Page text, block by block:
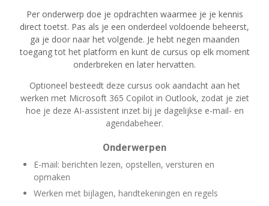
Per onderwerp doe je opdrachten waarmee je je kennis
direct toetst. Pas als je een onderdeel voldoende beheerst,
ga je door naar het volgende. Je hebt negen maanden
toegang tot het platform en kunt de cursus op elk moment
onderbreken en later hervatten.
Optioneel besteedt deze cursus ook aandacht aan het
werken met Microsoft 365 Copilot in Outlook, zodat je ziet
hoe je deze AI-assistent inzet bij je dagelijkse e-mail- en
agendabeheer.
Onderwerpen
E-mail: berichten lezen, opstellen, versturen en
opmaken
Werken met bijlagen, handtekeningen en regels